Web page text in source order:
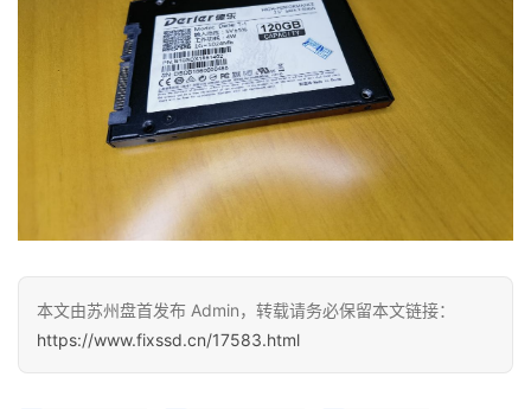
本文由苏州盘首发布 Admin，转载请务必保留本文链接：
https://www.fixssd.cn/17583.html